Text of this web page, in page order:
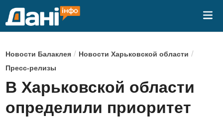
О
п
у
б
л
Новости Балаклея / Новости Харьковской области /
Пресс-релизы
В Харьковской области
определили приоритет